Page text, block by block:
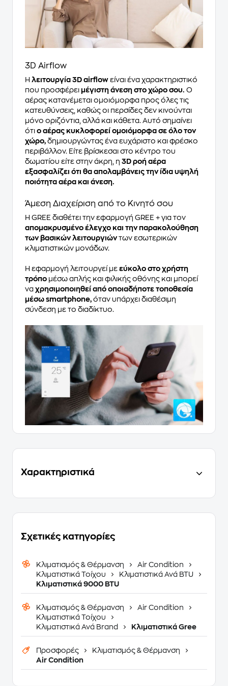
3D Αirflow
Η λειτουργία 3D airflow είναι ένα χαρακτηριστικό
που προσφέρει μέγιστη άνεση στο χώρο σου. Ο
αέρας κατανέμεται ομοιόμορφα προς όλες τις
κατευθύνσεις, καθώς οι περσίδες δεν κινούνται
μόνο οριζόντια, αλλά και κάθετα. Αυτό σημαίνει
ότι ο αέρας κυκλοφορεί ομοιόμορφα σε όλο τον
χώρο, δημιουργώντας ένα ευχάριστο και φρέσκο
περιβάλλον. Είτε βρίσκεσαι στο κέντρο του
δωματίου είτε στην άκρη, η 3D ροή αέρα
εξασφαλίζει ότι θα απολαμβάνεις την ίδια υψηλή
ποιότητα αέρα και άνεση.
Άμεση Διαχείριση από το Κινητό σου
H GREE διαθέτει την εφαρμογή GREE + για τον
απομακρυσμένο έλεγχο και την παρακολούθηση
των βασικών λειτουργιώντων εσωτερικών
κλιματιστικών μονάδων.
Η εφαρμογή λειτουργεί με εύκολο στο χρήστη
τρόπο μέσω απλής και φιλικής οθόνης και μπορεί
να χρησιμοποιηθεί από οποιαδήποτε τοποθεσία
μέσω smartphone, όταν υπάρχει διαθέσιμη
σύνδεση με το διαδίκτυο.
Χαρακτηριστικά
Σχετικές κατηγορίες
Κλιματισμός & Θέρμανση
Air Condition
Κλιματιστικά Τοίχου
Κλιματιστικά Ανά BTU
Κλιματιστικά 9000 BTU
Κλιματισμός & Θέρμανση
Air Condition
Κλιματιστικά Τοίχου
Κλιματιστικά Ανά Brand
Κλιματιστικά Gree
Προσφορές
Κλιματισμός & Θέρμανση
Air Condition